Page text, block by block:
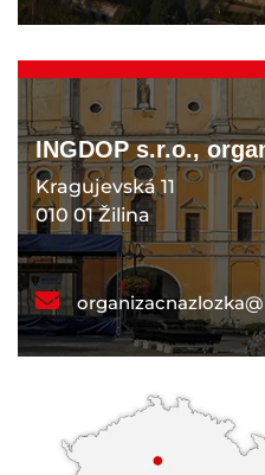
INGDOP s.r.o.,
Kragujevská 11
010 01 Žilina